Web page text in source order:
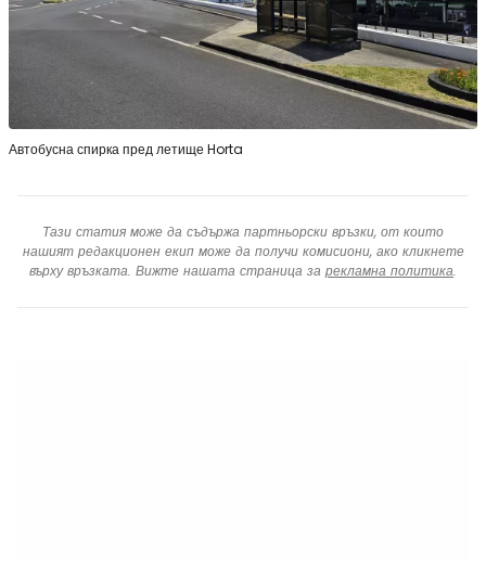
Автобусна спирка пред летище Horta
Тази статия може да съдържа партньорски връзки, от които
нашият редакционен екип може да получи комисиони, ако кликнете
върху връзката. Вижте нашата страница за рекламна политика.